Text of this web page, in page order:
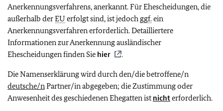
Anerkennungsverfahrens, anerkannt. Für Ehescheidungen, die
außerhalb derEU erfolgt sind, ist jedoch ggf.ein
Anerkennungsverfahren erforderlich.Detailliertere
Informationen zur Anerkennung ausländischer
Ehescheidungen finden Sie hier .
Die Namenserklärung wird durch den/die betroffene/n
deutsche/nPartner/in abgegeben; die Zustimmung oder
Anwesenheit des geschiedenen Ehegatten istnichterforderlich.